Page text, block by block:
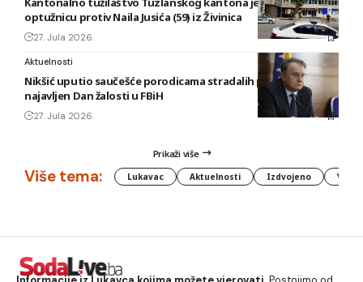
optužnicu protiv Naila Jusića (59) iz Živinica
27. Jula 2026.
Aktuelnosti
Nikšić uputio saučešće porodicama stradalih planinara,
najavljen Dan žalosti u FBiH
27. Jula 2026.
Prikaži više
Više tema: Lukavac Aktuelnosti Izdvojeno